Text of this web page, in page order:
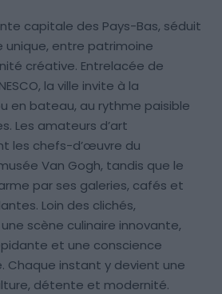
capitale des Pays-Bas, séduit
unique, entre patrimoine
créative. Entrelacée de
la ville invite à la
en bateau, au rythme paisible
Les amateurs d’art
les chefs-d’œuvre du
Van Gogh, tandis que le
par ses galeries, cafés et
Loin des clichés,
scène culinaire innovante,
et une conscience
Chaque instant y devient une
détente et modernité.